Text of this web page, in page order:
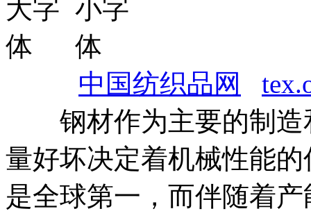
中国纺织品网
钢材作为主要的制造
量好坏决定着机械性能
是全球第一，而伴随着